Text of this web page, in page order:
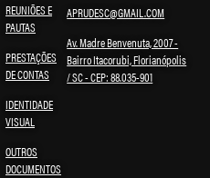
REUNIÕES E
PAUTAS
PRESTAÇÕES
DE CONTAS
IDENTIDADE
VISUAL
OUTROS
DOCUMENTOS
APRUDESC@GMAIL.COM
Av. Madre Benvenuta, 2007 -
Bairro Itacorubi, Florianópolis
/ SC - CEP: 88.035-901